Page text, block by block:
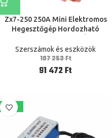
Zx7-250 250A Mini Elektromos
Hegesztőgép Hordozható
Inverter Műanyag Hegesztő
Berendezés
Szerszámok és eszközök
107 253Ft
91 472Ft
-17%